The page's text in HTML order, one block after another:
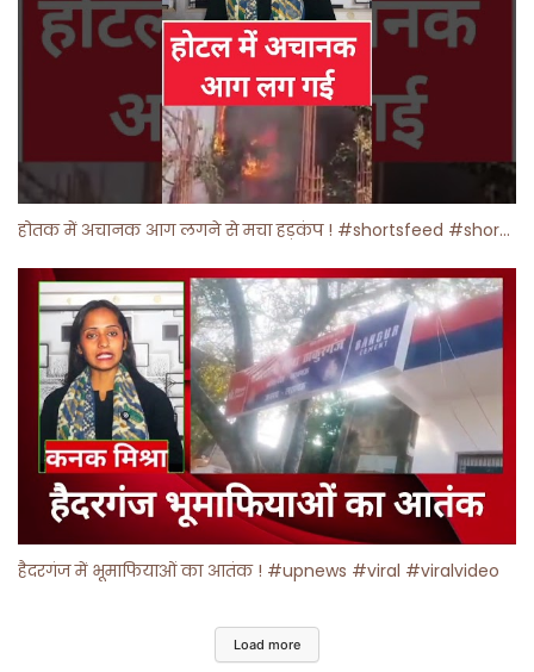
होतक में अचानक आग लगने से मचा हड़कंप ! #shortsfeed #shorts #viralshorts
हैदरगंज में भूमाफियाओं का आतंक ! #upnews #viral #viralvideo
Load more